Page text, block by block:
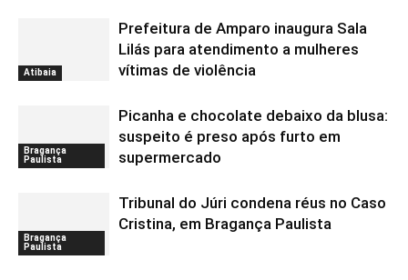
Atibaia
Prefeitura de Amparo inaugura Sala
Lilás para atendimento a mulheres
vítimas de violência
Bragança
Paulista
Picanha e chocolate debaixo da blusa:
suspeito é preso após furto em
supermercado
Bragança
Paulista
Tribunal do Júri condena réus no Caso
Cristina, em Bragança Paulista